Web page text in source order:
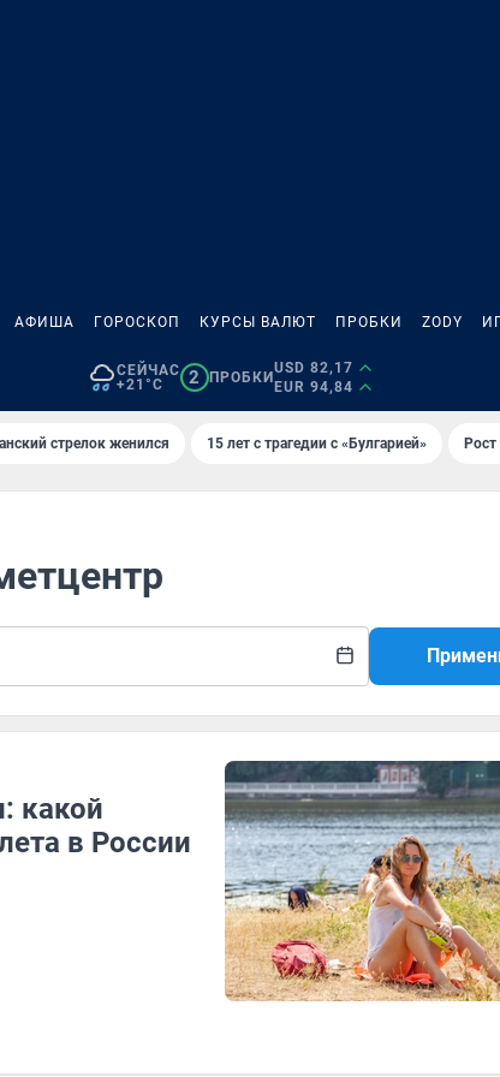
АФИША ГОРОСКОП КУРСЫ ВАЛЮТ ПРОБКИ ZODY
СЕЙЧАС
+21°C
2 ПРОБКИ
USD 82,17
EUR 94,84
стрелок женился 15 лет с трагедии с «Булгарией»
какой
в России